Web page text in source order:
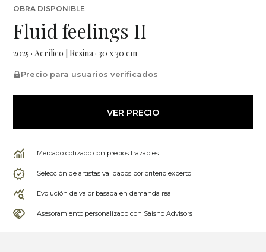
OBRA DISPONIBLE
Fluid feelings II
2025 · Acrílico | Resina · 30 x 30 cm
Precio para usuarios verificados
VER PRECIO
Mercado cotizado con precios trazables
Selección de artistas validados por criterio experto
Evolución de valor basada en demanda real
Asesoramiento personalizado con Saisho Advisors